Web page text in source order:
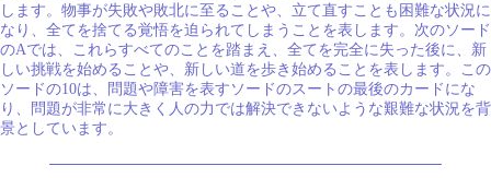
します。物事が失敗や敗北に至ることや、立て直すことも困難な状況に
なり、全てを捨てる覚悟を迫られてしまうことを表します。次のソード
のAでは、これらすべてのことを踏まえ、全てを完全に失った後に、新
しい挑戦を始めることや、新しい道を歩き始めることを表します。この
ソードの10は、問題や障害を表すソードのスートの最後のカードにな
り、問題が非常に大きく人の力では解決できないような艱難な状況を背
景としています。